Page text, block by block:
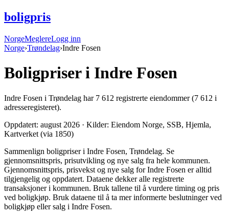
boligpris
NorgeMeglereLogg inn
Norge›Trøndelag›Indre Fosen
Boligpriser i Indre Fosen
Indre Fosen i Trøndelag har 7 612 registrerte eiendommer(7 612 i
adresseregisteret).
Oppdatert: august 2026 · Kilder: Eiendom Norge, SSB, Hjemla,
Kartverket (via 1850)
Sammenlign boligpriser i Indre Fosen, Trøndelag. Se
gjennomsnittspris, prisutvikling og nye salg fra hele kommunen.
Gjennomsnittspris, prisvekst og nye salg for Indre Fosen er alltid
tilgjengelig og oppdatert. Dataene dekker alle registrerte
transaksjoner i kommunen. Bruk tallene til å vurdere timing og pris
ved boligkjøp. Bruk dataene til å ta mer informerte beslutninger ved
boligkjøp eller salg i Indre Fosen.